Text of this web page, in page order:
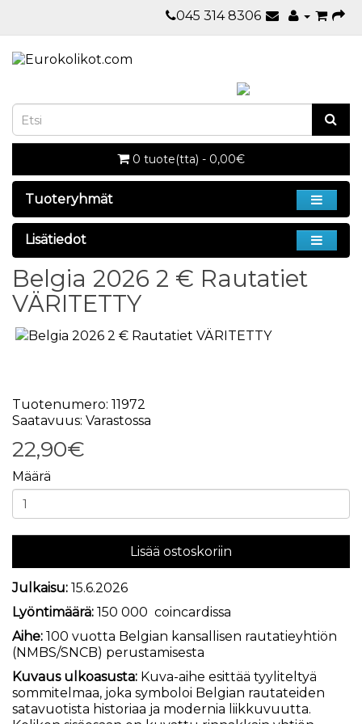
045 314 8306
0 tuote(tta) - 0,00€
Tuoteryhmät
Lisätiedot
Belgia 2026 2 € Rautatiet
VÄRITETTY
Tuotenumero: 11972
Saatavuus: Varastossa
22,90€
Määrä
Lisää ostoskoriin
Julkaisu: 15.6.2026
Lyöntimäärä: 150 000 coincardissa
Aihe: 100 vuotta Belgian kansallisen rautatieyhtiön
(NMBS/SNCB) perustamisesta
Kuvaus ulkoasusta: Kuva-aihe esittää tyyliteltyä
sommitelmaa, joka symboloi Belgian rautateiden
satavuotista historiaa ja modernia liikkuvuutta.